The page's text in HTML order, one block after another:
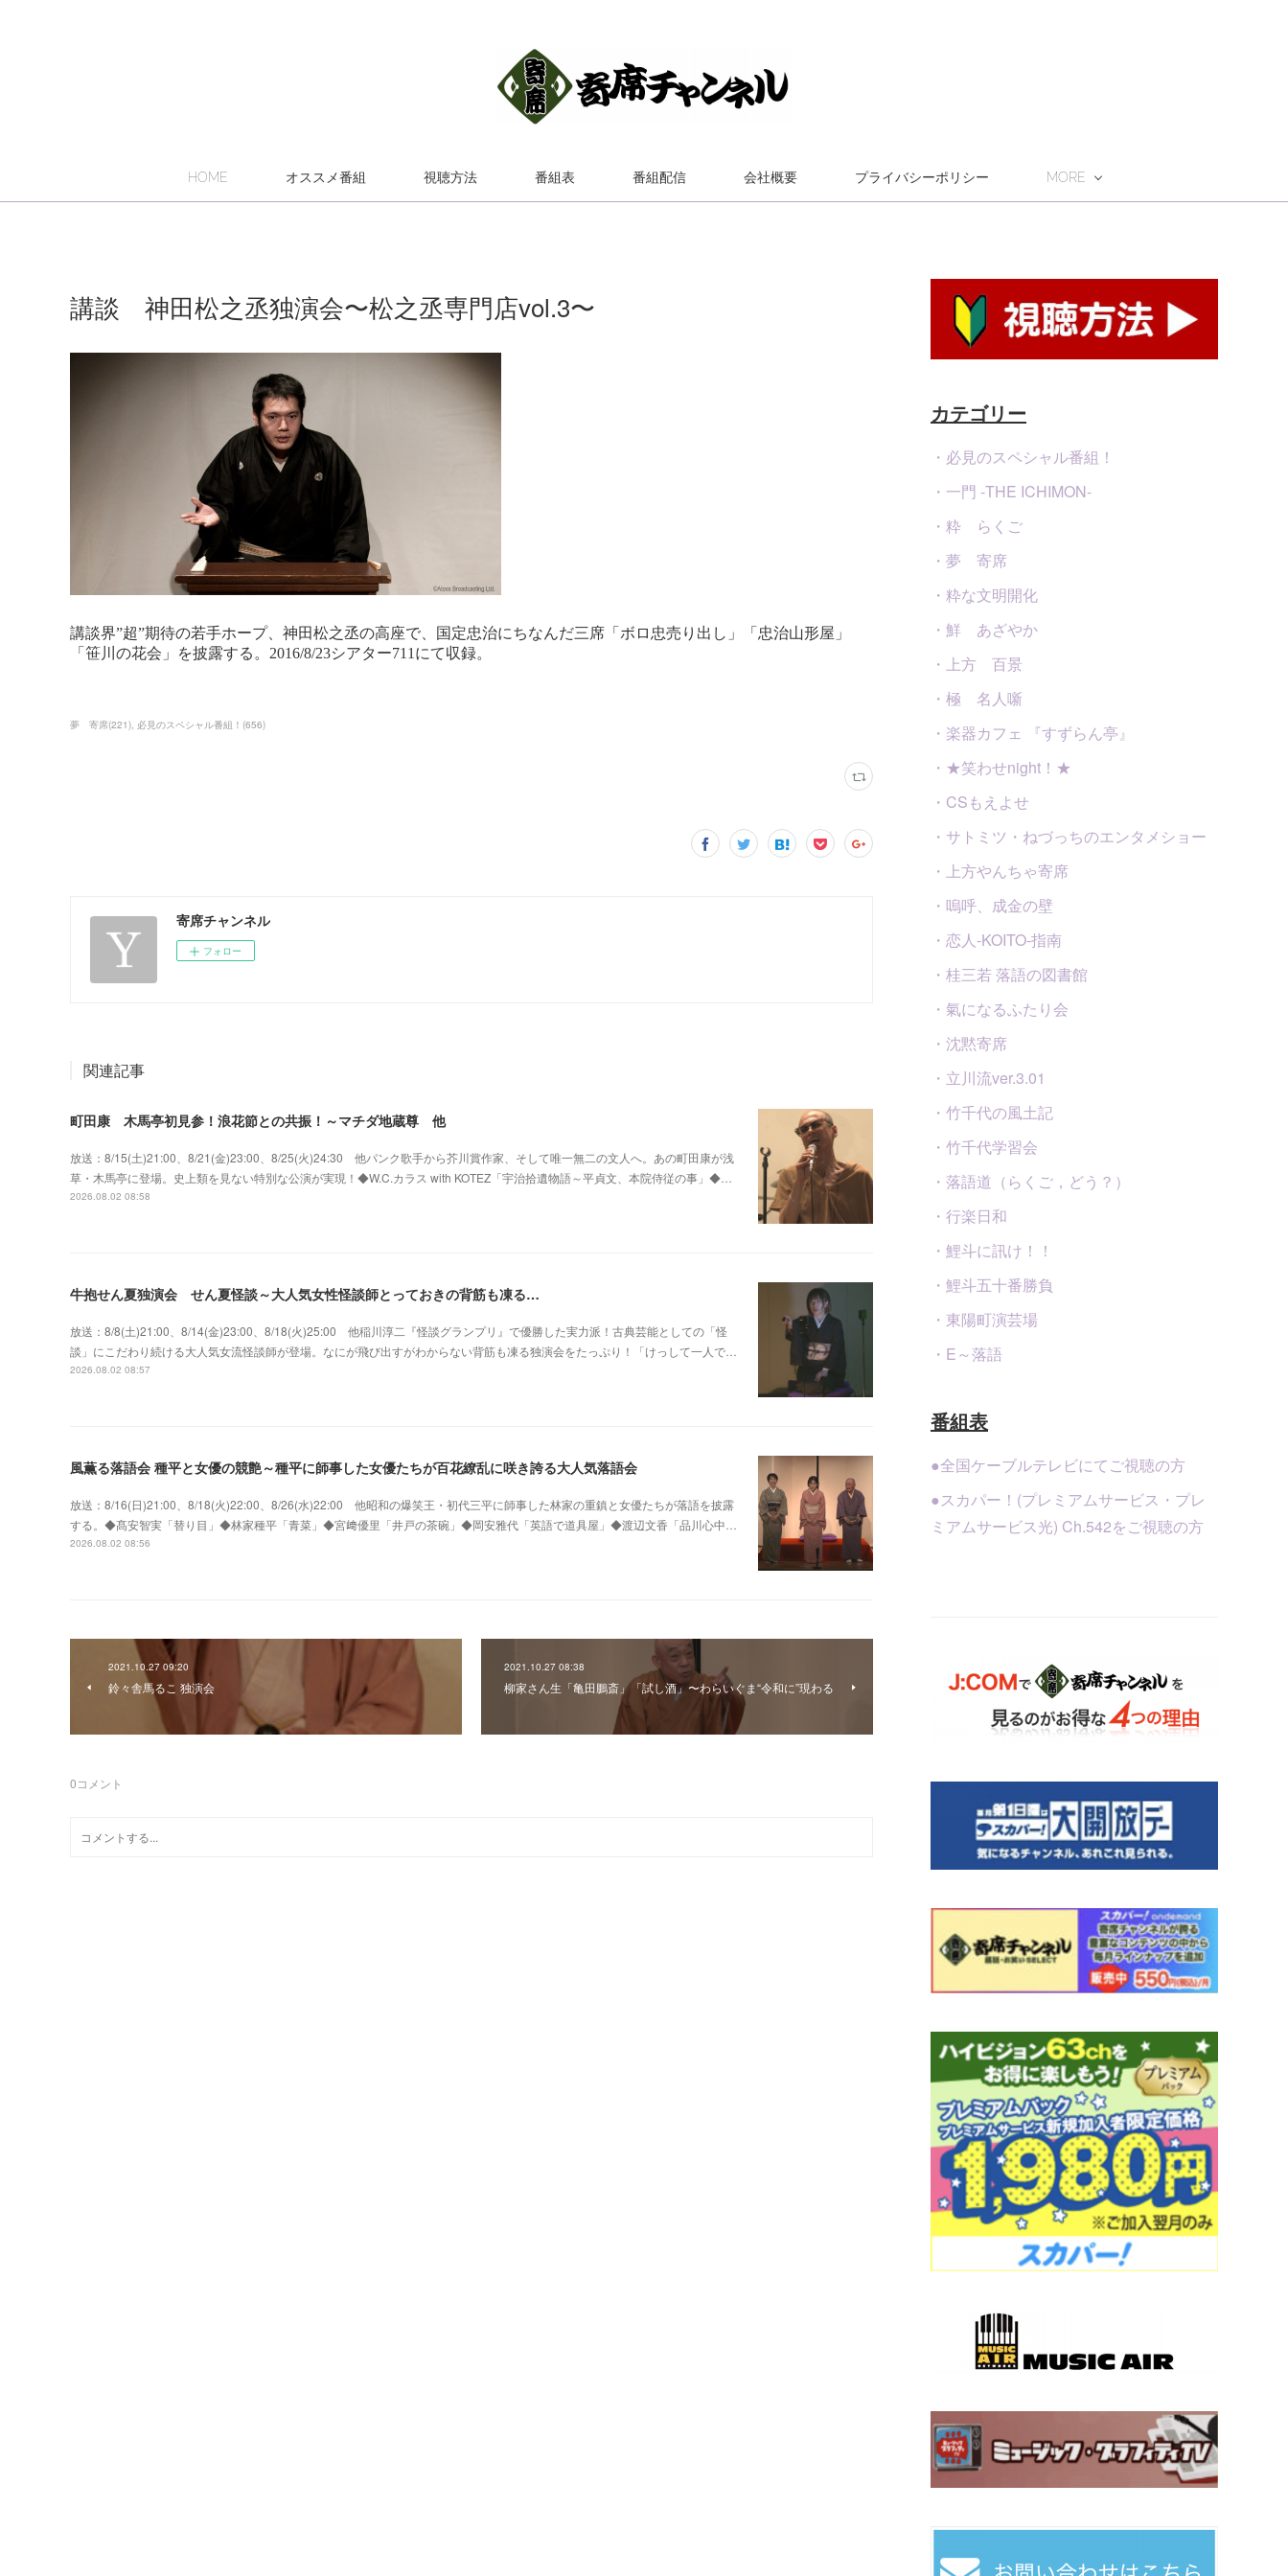
HOME オススメ番組 視聴方法 番組表 番組配信 会社概要 プライバシーポリシー MORE
講談 神田松之丞独演会〜松之丞専門店vol.3〜
夢 寄席(221) 必見のスペシャル番組！ (656)
寄席チャンネル
フォロー
関連記事
町田康 木馬亭初見参！浪花節との共振！～マチダ地蔵尊 他
放送：8/15(土)21:00、8/21(金)23:00、8/25(火)24:30 他パンク歌手から芥川賞作家、そして唯一無二の文人へ。あの町田康が浅
草・木馬亭に登場。史上類を見ない特別な公演が実現！◆W.C.カラス with KOTEZ「宇治拾遺物語～平貞文、本院侍従の事」◆…
2026.08.02 08:58
牛抱せん夏独演会 せん夏怪談～大人気女性怪談師とっておきの背筋も凍る…
放送：8/8(土)21:00、8/14(金)23:00、8/18(火)25:00 他稲川淳二『怪談グランプリ』で優勝した実力派！古典芸能としての「怪
談」にこだわり続ける大人気女流怪談師が登場。なにが飛び出すがわからない背筋も凍る独演会をたっぷり！「けっして一人で…
2026.08.02 08:57
風薫る落語会 種平と女優の競艶～種平に師事した女優たちが百花繚乱に咲き誇る大人気落語会
放送：8/16(日)21:00、8/18(火)22:00、8/26(水)22:00 他昭和の爆笑王・初代三平に師事した林家の重鎮と女優たちが落語を披露
する。◆髙安智実「替り目」◆林家種平「青菜」◆宮﨑優里「井戸の茶碗」◆岡安雅代「英語で道具屋」◆渡辺文香「品川心中…
2026.08.02 08:56
2021.10.27 09:20
鈴々舎馬るこ 独演会
2021.10.27 08:38
柳家さん生「亀田鵬斎」「試し酒」〜わらいぐま“令和に”現わる
0コメント
カテゴリー
・必見のスペシャル番組！
・一門 -THE ICHIMON-
・粋 らくご
・夢 寄席
・粋な文明開化
・鮮 あざやか
・上方 百景
・極 名人噺
・楽器カフェ 『すずらん亭』
・★笑わせnight！★
・CSもえよせ
・サトミツ・ねづっちのエンタメショー
・上方やんちゃ寄席
・嗚呼、成金の壁
・恋人-KOITO-指南
・桂三若 落語の図書館
・氣になるふたり会
・沈黙寄席
・立川流ver.3.01
・竹千代の風土記
・竹千代学習会
・落語道（らくご，どう？）
・行楽日和
・鯉斗に訊け！！
・鯉斗五十番勝負
・東陽町演芸場
・E～落語
番組表
●全国ケーブルテレビにてご視聴の方
●スカパー！(プレミアムサービス・プレ
ミアムサービス光) Ch.542をご視聴の方